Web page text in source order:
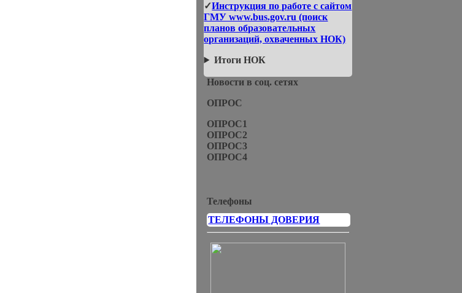
✓Инструкция по работе с сайтом
ГМУ www.bus.gov.ru (поиск
планов образовательных
организаций, охваченных НОК)
Итоги НОК
Новости в соц. сетях
ОПРОС
ОПРОС1
ОПРОС2
ОПРОС3
ОПРОС4
Телефоны
ТЕЛЕФОНЫ ДОВЕРИЯ